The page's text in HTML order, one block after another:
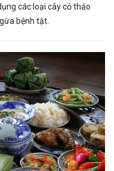
các loại cây cỏ thảo
bệnh tật.